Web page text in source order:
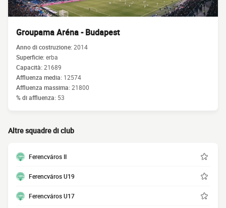
Groupama Aréna - Budapest
Anno di costruzione:2014
Superficie:erba
Capacità:21689
Affluenza media: 12574
Affluenza massima:21800
% di affluenza: 53
Altre squadre di club
Ferencváros II
Ferencváros U19
Ferencváros U17